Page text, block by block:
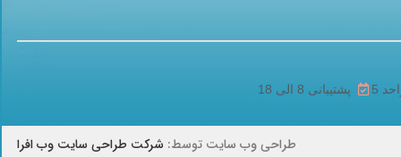
پشتیبانی 8 الی 18
طراحی وب سایت توسط: شرکت طراحی سایت وب افرا